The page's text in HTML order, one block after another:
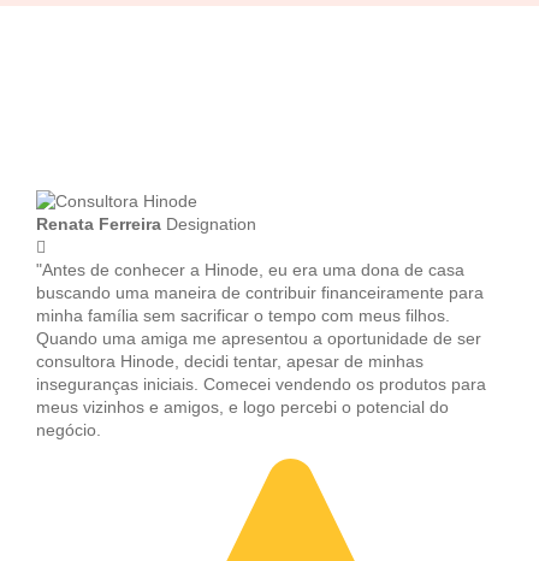
Renata Ferreira Designation
"Antes de conhecer a Hinode, eu era uma dona de casa
buscando uma maneira de contribuir financeiramente para
minha família sem sacrificar o tempo com meus filhos.
Quando uma amiga me apresentou a oportunidade de ser
consultora Hinode, decidi tentar, apesar de minhas
inseguranças iniciais. Comecei vendendo os produtos para
meus vizinhos e amigos, e logo percebi o potencial do
negócio.